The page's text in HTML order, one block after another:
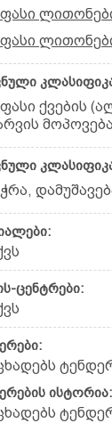
ქვების
ცენტრები:
ისტორია: